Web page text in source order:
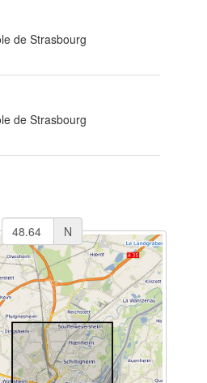
de Strasbourg
de Strasbourg
N